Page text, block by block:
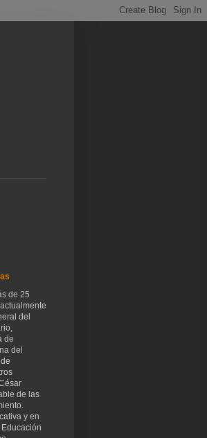
de 25
del
de
del
de las
y en